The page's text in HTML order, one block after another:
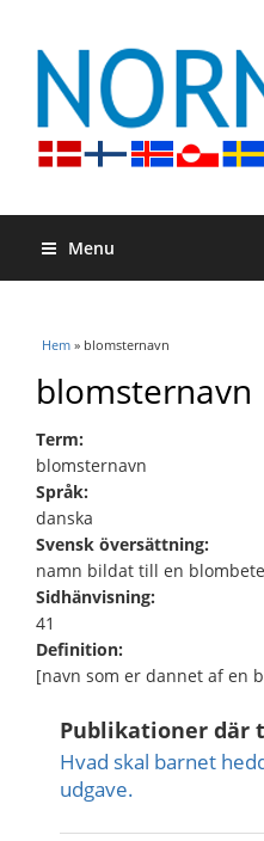
Menu
Du är här
Hem » blomsternavn
blomsternavn
Term:
blomsternavn
Språk:
danska
Svensk översättning:
namn bildat till en
Sidhänvisning:
41
Definition:
[navn som er dannet af en
Publikationer där
Hvad skal barnet
udgave.